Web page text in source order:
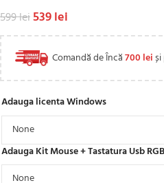
599lei539lei
Comandă de Încă700 lei
Adauga licenta Windows
Adauga Kit Mouse + Tastatura Usb